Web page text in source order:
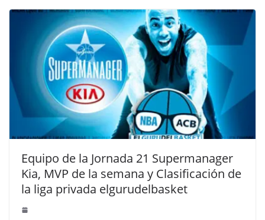
Equipo de la Jornada 21 Supermanager
Kia, MVP de la semana y Clasificación de
la liga privada elgurudelbasket